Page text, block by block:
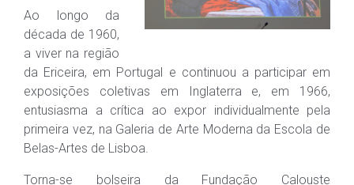
Ao longo da
década de 1960,
a viver na região
da Ericeira, em Portugal e continuou a participar em
exposições coletivas em Inglaterra e, em 1966,
entusiasma a crítica ao expor individualmente pela
primeira vez, na Galeria de Arte Moderna da Escola de
Belas-Artes de Lisboa.
Torna-se bolseira da Fundação Calouste